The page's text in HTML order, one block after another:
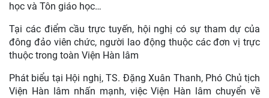
học và Tôn giáo học…
Tại các điểm cầu trực tuyến, hội nghị có sự tham dự của
đông đảo viên chức, người lao động thuộc các đơn vị trực
thuộc trong toàn Viện Hàn lâm
Phát biểu tại Hội nghị, TS. Đặng Xuân Thanh, Phó Chủ tịch
Viện Hàn lâm nhấn mạnh, việc Viện Hàn lâm chuyển về